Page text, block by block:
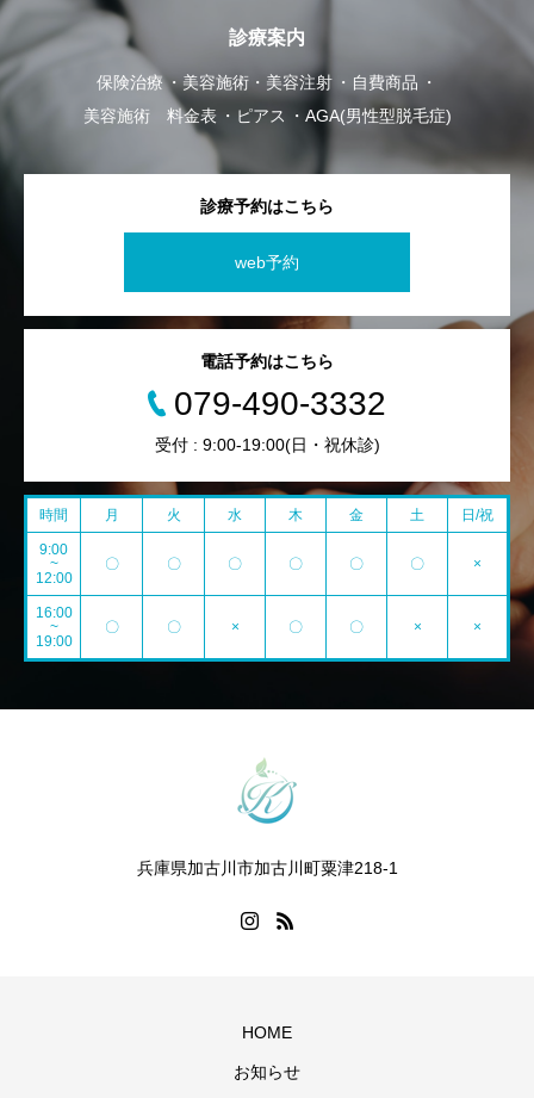
診療案内
保険治療 美容施術・美容注射
自費商品
美容施術 料金表
ピアス AGA(男性型脱毛症)
診療予約はこちら
web予約
電話予約はこちら
079-490-3332
受付 : 9:00-19:00(日・祝休診)
時間 月 火 水 木 金 土 日/祝
9:00
~
12:00
〇 〇 〇 〇 〇 〇 ×
16:00
~
19:00
〇 〇 × 〇 〇 × ×
兵庫県加古川市加古川町粟津218-1
HOME
お知らせ